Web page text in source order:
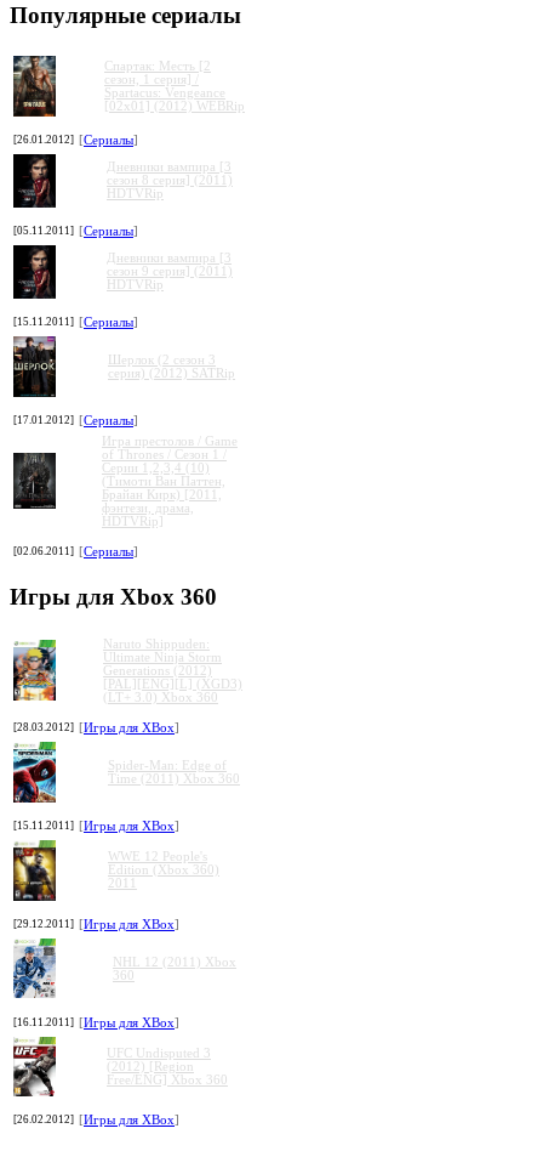
Популярные сериалы
Спартак: Месть [2
сезон, 1 серия] /
Spartacus: Vengeance
[02x01] (2012) WEBRip
[26.01.2012] [Сериалы]
Дневники вампира [3
сезон 8 серия] (2011)
HDTVRip
[05.11.2011] [Сериалы]
Дневники вампира [3
сезон 9 серия] (2011)
HDTVRip
[15.11.2011] [Сериалы]
Шерлок (2 сезон 3
серия) (2012) SATRip
[17.01.2012] [Сериалы]
Игра престолов / Game
of Thrones / Сезон 1 /
Серии 1,2,3,4 (10)
(Тимоти Ван Паттен,
Брайан Кирк) [2011,
фэнтези, драма,
HDTVRip]
[02.06.2011] [Сериалы]
Игры для Xbox 360
Naruto Shippuden:
Ultimate Ninja Storm
Generations (2012)
[PAL][ENG][L] (XGD3)
(LT+ 3.0) Xbox 360
[28.03.2012] [Игры для XBox]
Spider-Man: Edge of
Time (2011) Xbox 360
[15.11.2011] [Игры для XBox]
WWE 12 People's
Edition (Xbox 360)
2011
[29.12.2011] [Игры для XBox]
NHL 12 (2011) Xbox
360
[16.11.2011] [Игры для XBox]
UFC Undisputed 3
(2012) [Region
Free/ENG] Xbox 360
[26.02.2012] [Игры для XBox]